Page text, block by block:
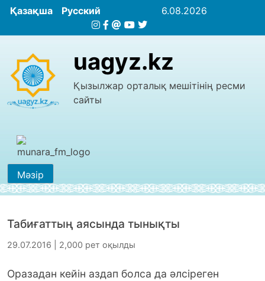
Қазақша Русский 6.08.2026
uagyz.kz
Қызылжар орталық мешітінің ресми
сайты
Мәзір
Табиғаттың аясында тынықты
29.07.2016 | 2,000 рет оқылды
Оразадан кейін аздап болса да әлсіреген